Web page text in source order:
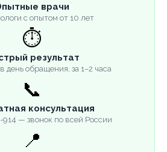
врачи
с опытом от 10 лет
⏱️
результат
день обращения, за 1–2 часа
📞
консультация
914 — звонок по всей России
📍